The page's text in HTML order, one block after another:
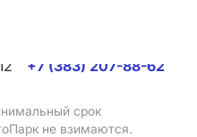
+7 (383) 207-88-62
срок
не взимаются.